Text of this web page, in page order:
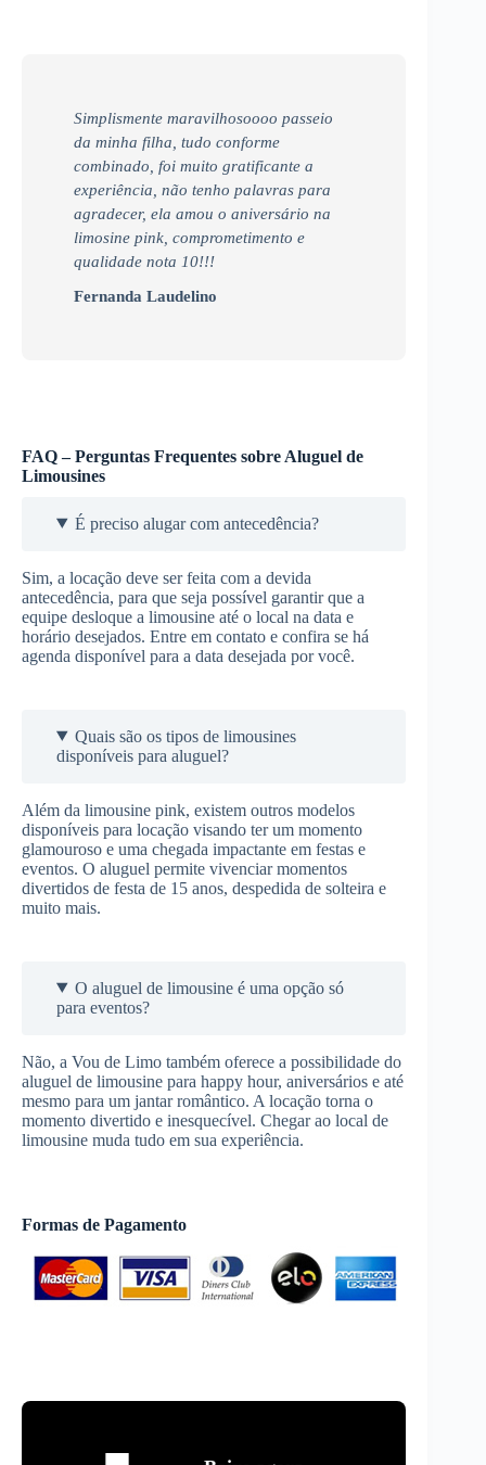
Simplismente maravilhosoooo passeio
da minha filha, tudo conforme
combinado, foi muito gratificante a
experiência, não tenho palavras para
agradecer, ela amou o aniversário na
limosine pink, comprometimento e
qualidade nota 10!!!
Fernanda Laudelino
FAQ – Perguntas Frequentes sobre Aluguel de
Limousines
É preciso alugar com antecedência?
Sim, a locação deve ser feita com a devida
antecedência, para que seja possível garantir que a
equipe desloque a limousine até o local na data e
horário desejados. Entre em contato e confira se há
agenda disponível para a data desejada por você.
Quais são os tipos de limousines
disponíveis para aluguel?
Além da limousine pink, existem outros modelos
disponíveis para locação visando ter um momento
glamouroso e uma chegada impactante em festas e
eventos. O aluguel permite vivenciar momentos
divertidos de festa de 15 anos, despedida de solteira e
muito mais.
O aluguel de limousine é uma opção só
para eventos?
Não, a Vou de Limo também oferece a possibilidade do
aluguel de limousine para happy hour, aniversários e até
mesmo para um jantar romântico. A locação torna o
momento divertido e inesquecível. Chegar ao local de
limousine muda tudo em sua experiência.
Formas de Pagamento